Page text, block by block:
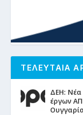
ΤΕΛΕΥΤΑΙΑ
ΔΕΗ: Νέα
έργων